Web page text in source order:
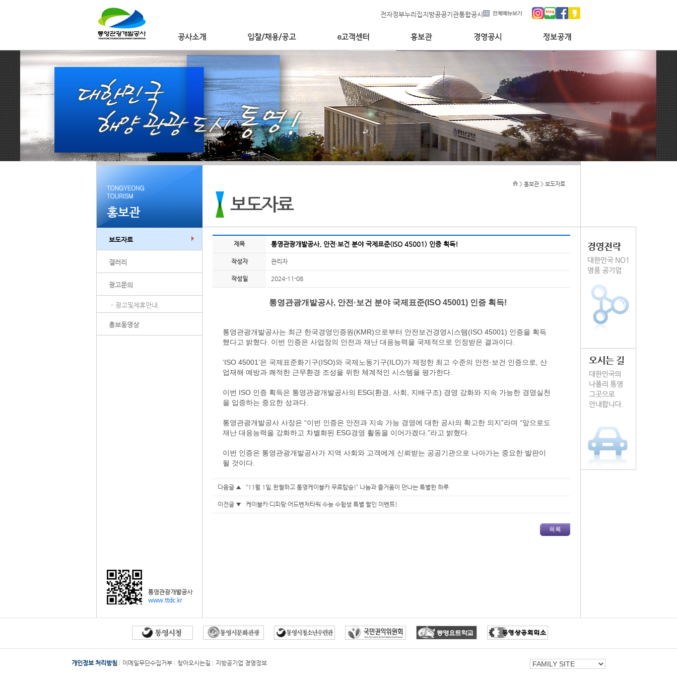
전자정부누리집지방공공기관통합공시
보도자료
갤러리
광고문의
- 광고및제휴안내
홍보동영상
> 홍보관 > 보도자료
제목 통영관광개발공사, 안전·보건 분야 국제표준(ISO 45001) 인증 획득!
작성자 관리자
작성일 2024-11-08
통영관광개발공사, 안전·보건 분야 국제표준(ISO 45001) 인증 획득!
통영관광개발공사는 최근 한국경영인증원(KMR)으로부터 안전보건경영시스템(ISO 45001) 인증을 획득
했다고 밝혔다. 이번 인증은 사업장의 안전과 재난 대응능력을 국제적으로 인정받은 결과이다.
‘ISO 45001’은 국제표준화기구(ISO)와 국제노동기구(ILO)가 제정한 최고 수준의 안전·보건 인증으로, 산
업재해 예방과 쾌적한 근무환경 조성을 위한 체계적인 시스템을 평가한다.
이번 ISO 인증 획득은 통영관광개발공사의 ESG(환경, 사회, 지배구조) 경영 강화와 지속 가능한 경영실천
을 입증하는 중요한 성과다.
통영관광개발공사 사장은 “이번 인증은 안전과 지속 가능 경영에 대한 공사의 확고한 의지”라며 “앞으로도
재난 대응능력을 강화하고 차별화된 ESG경영 활동을 이어가겠다.”라고 밝혔다.
이번 인증은 통영관광개발공사가 지역 사회와 고객에게 신뢰받는 공공기관으로 나아가는 중요한 발판이
될 것이다.
다음글 ▲ “11월 1일,헌혈하고 통영케이블카 무료탑승!” 나눔과 즐거움이 만나는 특별한 하루
이전글 ▼ 케이블카·디피랑·어드벤처타워 수능 수험생 특별 할인 이벤트!
개인정보 처리방침 이메일무단수집거부 찾아오시는길 지방공기업 경영정보